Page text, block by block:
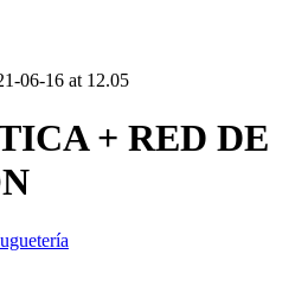
+ RED DE